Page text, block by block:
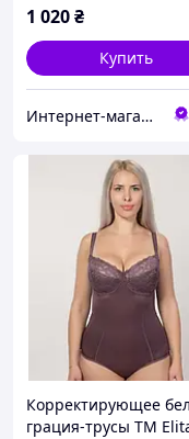
1 020₴
Купить
Интернет-магазин Грация
Корректирующее
грация-трусы ТМ